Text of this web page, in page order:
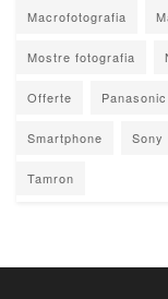
Macrofotografia
Mostre fotografia
Offerte Panasonic
Smartphone Sony
Tamron